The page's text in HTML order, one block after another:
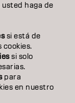
cookies
haga de
si está de
cookies.
si solo
para
en nuestro